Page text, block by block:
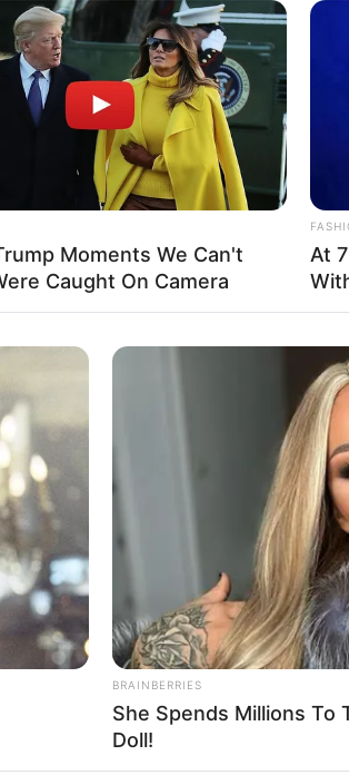
Mute
8
Moments We Can't
Caught On Camera
At
BRAINBERRIES
She Spends Millions To
Doll!